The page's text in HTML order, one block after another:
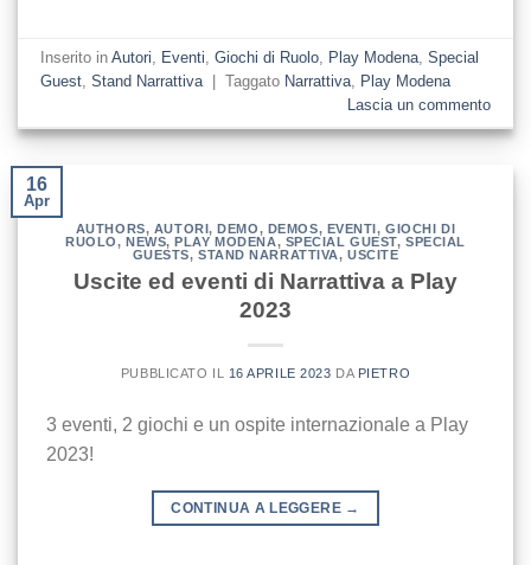
Inserito inAutori Eventi ,Giochi di Ruolo Play Modena ,Special
Guest ,Stand Narrattiva Taggato Narrattiva
Play Modena
Lascia un commento
16
Apr
AUTHORS, AUTORI,DEMO, DEMOS, EVENTI,GIOCHI DI
RUOLO, NEWS,PLAY MODENA, SPECIAL GUEST,SPECIAL
GUESTS,STAND NARRATTIVA,USCITE
Uscite ed eventi di Narrattiva a Play
2023
PUBBLICATO IL 16 APRILE 2023 DA PIETRO
3 eventi, 2 giochi e un ospite internazionale a Play
2023!
CONTINUA A LEGGERE →